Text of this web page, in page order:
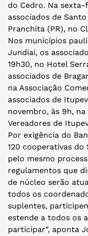
do Cedro. Na sexta-
associados de
Pranchita (PR), no
Nos municípios
Jundiaí, os
19h30, no Hotel
associados de
na Associação
associados de
novembro, às 9h,
Vereadores de
Por exigência do
120 cooperativas do
pelo mesmo
regulamentos que
de núcleo serão
todos os
suplentes,
estende a todos os
participar”, aponta